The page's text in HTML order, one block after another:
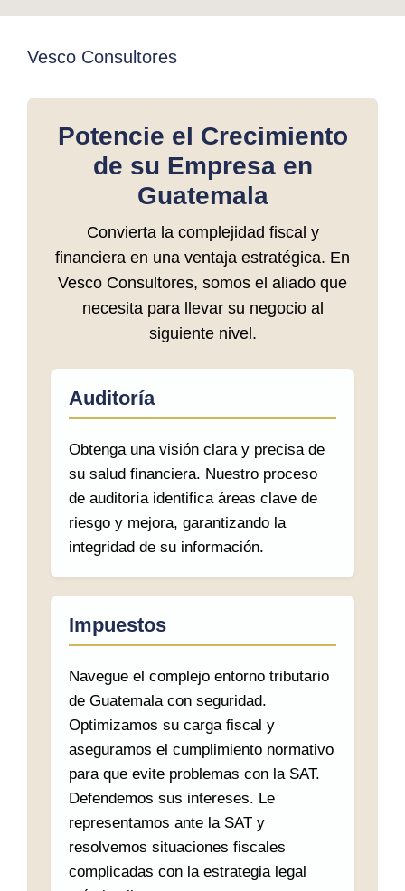
Vesco Consultores
Potencie el Crecimiento
de su Empresa en
Guatemala
Convierta la complejidad fiscal y
financiera en una ventaja estratégica. En
Vesco Consultores, somos el aliado que
necesita para llevar su negocio al
siguiente nivel.
Auditoría
Obtenga una visión clara y precisa de
su salud financiera. Nuestro proceso
de auditoría identifica áreas clave de
riesgo y mejora, garantizando la
integridad de su información.
Impuestos
Navegue el complejo entorno tributario
de Guatemala con seguridad.
Optimizamos su carga fiscal y
aseguramos el cumplimiento normativo
para que evite problemas con la SAT.
Defendemos sus intereses. Le
representamos ante la SAT y
resolvemos situaciones fiscales
complicadas con la estrategia legal